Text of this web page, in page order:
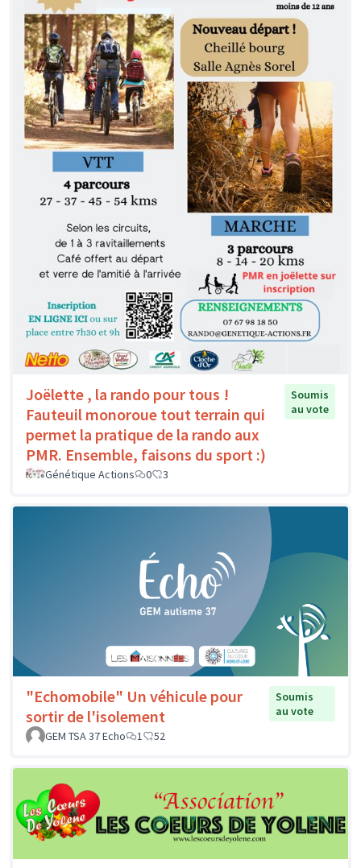
Joëlette , la rando pour tous !
Fauteuil monoroue tout terrain qui
permet la pratique de la rando aux
PMR. Ensemble, faisons du sport :)
Soumis
au vote
Génétique Actions 0 3
"Echomobile" Un véhicule pour
sortir de l'isolement
Soumis
au vote
GEM TSA 37 Echo
1 52